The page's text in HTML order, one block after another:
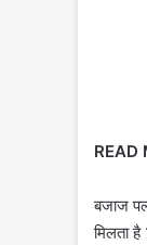
READ
बजाज
मिलता